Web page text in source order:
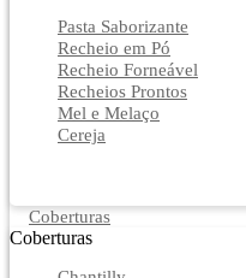
Pasta Saborizante
Recheio em Pó
Recheio Forneável
Recheios Prontos
Mel e Melaço
Cereja
Coberturas
Coberturas